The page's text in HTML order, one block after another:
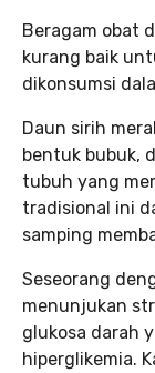
Beragam obat
kurang baik
dikonsumsi
Daun sirih
bentuk bubuk,
tubuh yang
tradisional ini
samping
Seseorang
menunjukan
glukosa darah
hiperglikemia.